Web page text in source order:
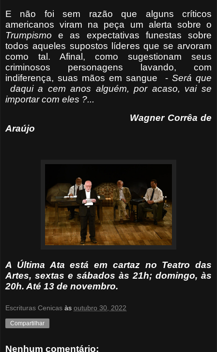
E não foi sem razão que alguns críticos
americanos viram na peça um alerta sobre o
Trumpismoe as expectativas funestas sobre
todos aqueles supostos líderes que se arvoram
como tal. Afinal, como sugestionam seus
criminosos personagens lavando, com
indiferença, suas mãos em sangue
- Será que
daqui a cem anos alguém, por acaso, vai se
importar com eles ?...
Wagner Corrêa de
Araújo
A Última Ata está em cartaz no Teatro das
Artes, sextas e sábados às 21h; domingo, às
20h. Até 13 de novembro.
Escrituras Cenicas às outubro 30, 2022
Compartilhar
Nenhum comentário: